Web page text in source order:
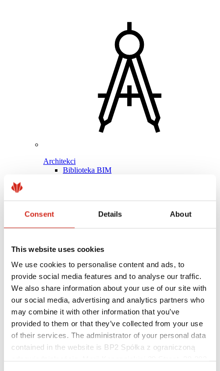
Consent Details About
This website uses cookies
We use cookies to personalise content and ads, to
provide social media features and to analyse our traffic.
We also share information about your use of our site with
our social media, advertising and analytics partners who
may combine it with other information that you’ve
provided to them or that they’ve collected from your use
of their services. The administrator of your personal data
contained in the website is BP2 Spółka z ograniczoną
Architekci
Biblioteka BIM
Pomocne linki